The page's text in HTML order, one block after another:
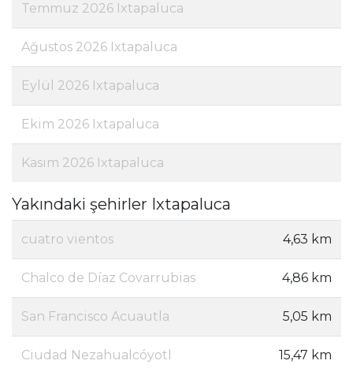
Temmuz 2026 Ixtapaluca
Ağustos 2026 Ixtapaluca
Eylül 2026 Ixtapaluca
Ekim 2026 Ixtapaluca
Kasım 2026 Ixtapaluca
Yakındaki şehirler Ixtapaluca
cuatro vientos 4,63 km
Chalco de Díaz Covarrubias 4,86 km
San Francisco Acuautla 5,05 km
Ciudad Nezahualcóyotl 15,47 km